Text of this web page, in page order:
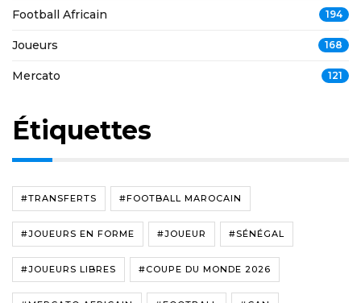
Football Africain 194
Joueurs 168
Mercato 121
Étiquettes
#TRANSFERTS #FOOTBALL MAROCAIN
#JOUEURS EN FORME #JOUEUR #SÉNÉGAL
#JOUEURS LIBRES #COUPE DU MONDE 2026